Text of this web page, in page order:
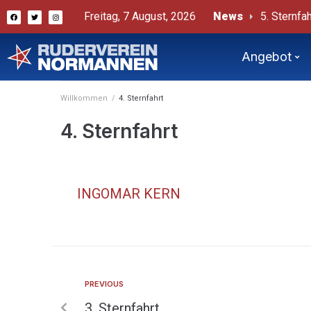
Freitag, 7 August, 2026 News 5.
#
Bericht
Angebot
Willkommen / 4. Sternfahrt
4. Sternfahrt
INGOMAR KERN
PREVIOUS